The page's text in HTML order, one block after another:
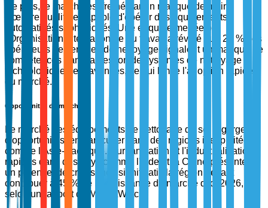
De plus, le marché est freiné par un manque de main-
d'œuvre qualifiée capable d'opérer des équipements
automatisés sophistiqués. Une enquête menée par
l'Organisation internationale du travail a révélé que 28 % des
opérateurs de services de nettoyage signalent un manque de
compétences dans la gestion de systèmes de nettoyage
technologiquement avancés, ce qui limite l'adoption rapide
du marché.
Opportunités de marché
Le marché des équipements de nettoyage de sol regorge
d'opportunités, en particulier dans des régions inexploitées
comme l'Asie-Pacifique. L'urbanisation et l'industrialisation
rapides dans des pays comme l'Inde et la Chine présentent
un potentiel de croissance significatif, la région devant
contribuer à 45 % de la croissance du marché d'ici 2026,
selon un rapport de MarketWatch.